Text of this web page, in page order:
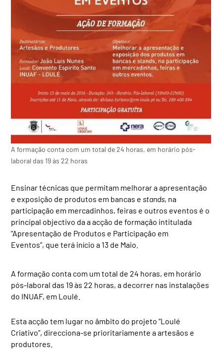
A formação conta com um total de 24 horas, em horário pós-
laboral das 19 às 22 horas
Ensinar técnicas que permitam melhorar a apresentação
e exposição de produtos em bancas estands, na
participação em mercadinhos, feiras e outros eventos é o
principal objectivo da a acção de formação intitulada
“Apresentação de Produtos e Participação em
Eventos”, que terá início a 13 de Maio.
A formação conta com um total de 24 horas, em horário
pós-laboral das 19 às 22 horas, a decorrer nas instalações
do INUAF, em Loulé.
Esta acção tem lugar no âmbito do projeto “Loulé
Criativo”, direcciona-se prioritariamente a artesãos e
produtores.